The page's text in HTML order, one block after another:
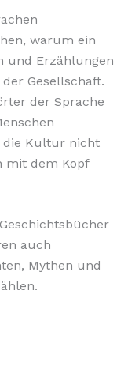
warum ein
und Erzählungen
Gesellschaft.
der Sprache
die Kultur nicht
mit dem Kopf
auch
Mythen und